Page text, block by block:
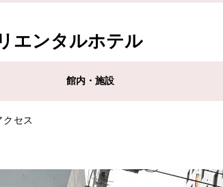
エンタルホテル
館内・施設
クセス